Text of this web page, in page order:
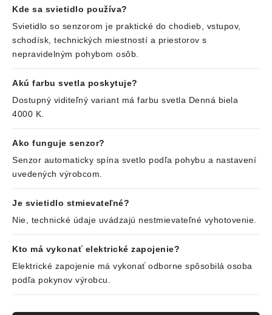
Kde sa svietidlo používa?
Svietidlo so senzorom je praktické do chodieb, vstupov,
schodísk, technických miestností a priestorov s
nepravidelným pohybom osôb.
Akú farbu svetla poskytuje?
Dostupný viditeľný variant má farbu svetla Denná biela
4000 K.
Ako funguje senzor?
Senzor automaticky spína svetlo podľa pohybu a nastavení
uvedených výrobcom.
Je svietidlo stmievateľné?
Nie, technické údaje uvádzajú nestmievateľné vyhotovenie.
Kto má vykonať elektrické zapojenie?
Elektrické zapojenie má vykonať odborne spôsobilá osoba
podľa pokynov výrobcu.